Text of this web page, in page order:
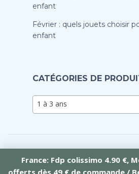
France: Fdp colissimo 4.90 €,
offerts dès 49 € de commande /
enfant
Février : quels jouets choisir
enfant
CATÉGORIES DE
1 à 3 ans